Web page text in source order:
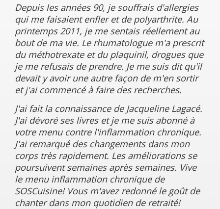
Depuis les années 90, je souffrais d'allergies
qui me faisaient enfler et de polyarthrite. Au
printemps 2011, je me sentais réellement au
bout de ma vie. Le rhumatologue m'a prescrit
du méthotrexate et du plaquinil, drogues que
je me refusais de prendre. Je me suis dit qu'il
devait y avoir une autre façon de m'en sortir
et j'ai commencé à faire des recherches.
J'ai fait la connaissance de Jacqueline Lagacé.
J'ai dévoré ses livres et je me suis abonné à
votre menu contre l'inflammation chronique.
J'ai remarqué des changements dans mon
corps très rapidement. Les améliorations se
poursuivent semaines après semaines. Vive
le menu inflammation chronique de
SOSCuisine! Vous m'avez redonné le goût de
chanter dans mon quotidien de retraité!